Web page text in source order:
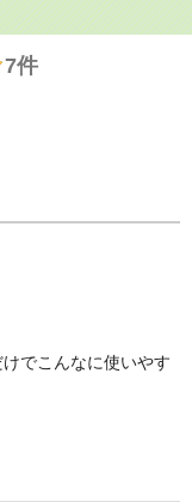
7件
でこんなに使いやす